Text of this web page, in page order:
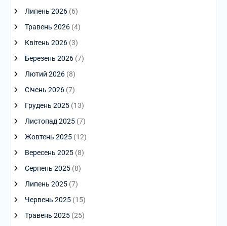
Липень 2026(6)
Травень 2026(4)
Квітень 2026(3)
Березень 2026(7)
Лютий 2026(8)
Січень 2026(7)
Грудень 2025(13)
Листопад 2025(7)
Жовтень 2025(12)
Вересень 2025(8)
Серпень 2025(8)
Липень 2025(7)
Червень 2025(15)
Травень 2025(25)